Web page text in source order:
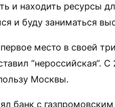
и находить ресурсы
и буду заниматься
место в своей
“нероссийская“. С
Москвы.
банк с